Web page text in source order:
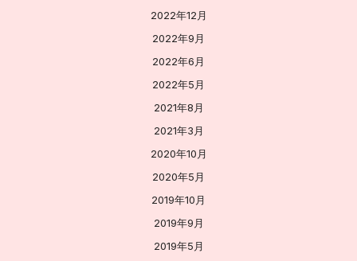
2022年12月
2022年9月
2022年6月
2022年5月
2021年8月
2021年3月
2020年10月
2020年5月
2019年10月
2019年9月
2019年5月